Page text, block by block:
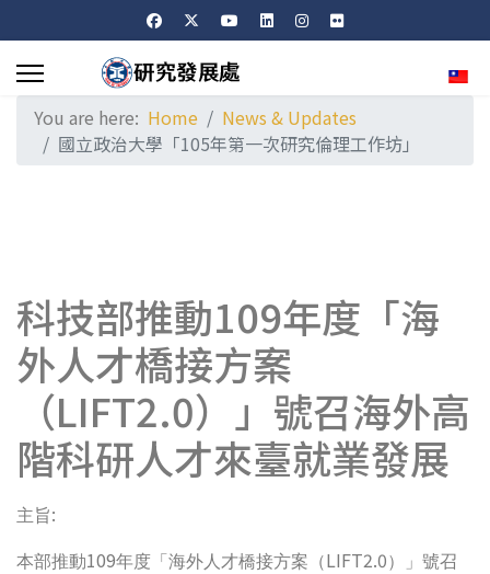
You are here: Home
News & Updates
國立政治大學「105年第一次研究倫理工作坊」
科技部推動109年度「海
外人才橋接方案
（LIFT2.0）」號召海外高
階科研人才來臺就業發展
主旨:
本部推動109年度「海外人才橋接方案（LIFT2.0）」號召